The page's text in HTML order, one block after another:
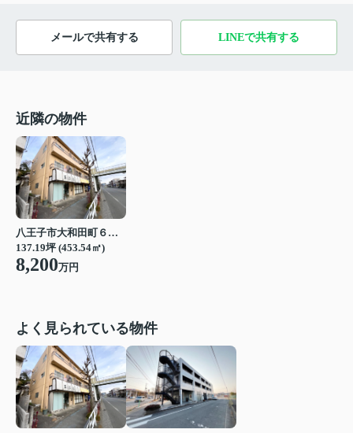
メールで共有する LINEで共有する
近隣の物件
八王子市大和田町６丁目
137.19坪 (453.54㎡)
8,200万円
よく見られている物件